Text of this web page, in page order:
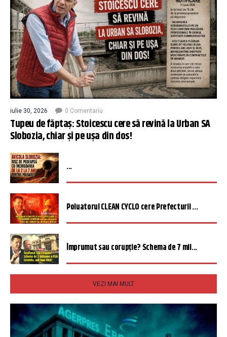
iulie 30, 2026 0 Comentariu
Tupeu de făptaș: Stoicescu cere să revină la Urban SA
Slobozia, chiar și pe ușa din dos!
...
Poluatorul CLEAN CYCLO cere Prefecturii ...
Împrumut sau corupție? Schema de 7 mil...
VEZI MAI MULT